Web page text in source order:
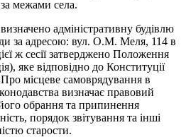
межами села.
адміністративну будівлю
за адресою: вул. О.М. Меля, 114 в
ж сесії затверджено Положення
яке відповідно до Конституції
місцеве самоврядування в
визначає правовий
обрання та припинення
порядок звітування та інші
старости.